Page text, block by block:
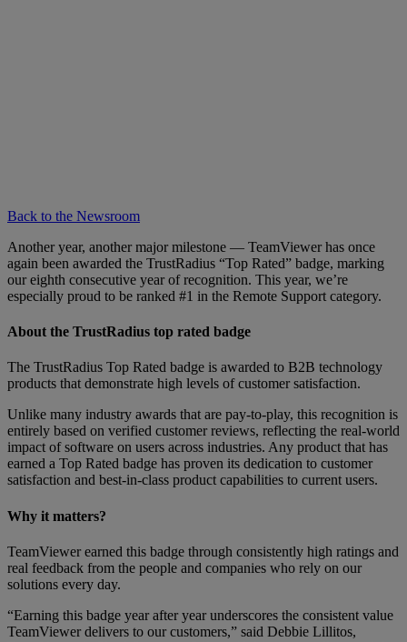
Back to the Newsroom
Another year, another major milestone — TeamViewer has once
again been awarded the TrustRadius “Top Rated” badge, marking
our eighth consecutive year of recognition. This year, we’re
especially proud to be ranked #1 in the Remote Support category.
About the TrustRadius top rated badge
The TrustRadius Top Rated badge is awarded to B2B technology
products that demonstrate high levels of customer satisfaction.
Unlike many industry awards that are pay-to-play, this recognition is
entirely based on verified customer reviews, reflecting the real-world
impact of software on users across industries. Any product that has
earned a Top Rated badge has proven its dedication to customer
satisfaction and best-in-class product capabilities to current users.
Why it matters?
TeamViewer earned this badge through consistently high ratings and
real feedback from the people and companies who rely on our
solutions every day.
“Earning this badge year after year underscores the consistent value
TeamViewer delivers to our customers,” said Debbie Lillitos,